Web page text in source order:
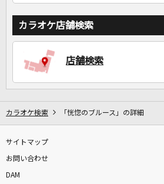
カラオケ店舗検索
店舗検索
カラオケ検索 「恍惚のブルース」の詳細
サイトマップ
お問い合わせ
DAM